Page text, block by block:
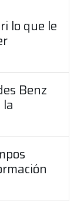
lo que le
Benz